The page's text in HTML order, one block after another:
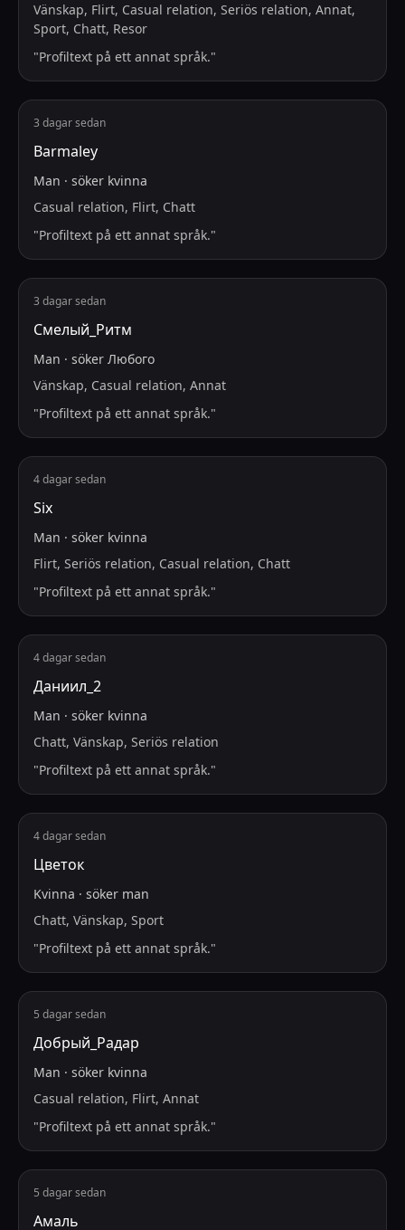
Vänskap, Flirt, Casual relation, Seriös relation, Annat,
Sport, Chatt, Resor
"Profiltext på ett annat språk."
3 dagar sedan
Barmaley
Man · söker kvinna
Casual relation, Flirt, Chatt
"Profiltext på ett annat språk."
3 dagar sedan
Смелый_Ритм
Man · söker Любого
Vänskap, Casual relation, Annat
"Profiltext på ett annat språk."
4 dagar sedan
Six
Man · söker kvinna
Flirt, Seriös relation, Casual relation, Chatt
"Profiltext på ett annat språk."
4 dagar sedan
Даниил_2
Man · söker kvinna
Chatt, Vänskap, Seriös relation
"Profiltext på ett annat språk."
4 dagar sedan
Цветок
Kvinna · söker man
Chatt, Vänskap, Sport
"Profiltext på ett annat språk."
5 dagar sedan
Добрый_Радар
Man · söker kvinna
Casual relation, Flirt, Annat
"Profiltext på ett annat språk."
5 dagar sedan
Амаль